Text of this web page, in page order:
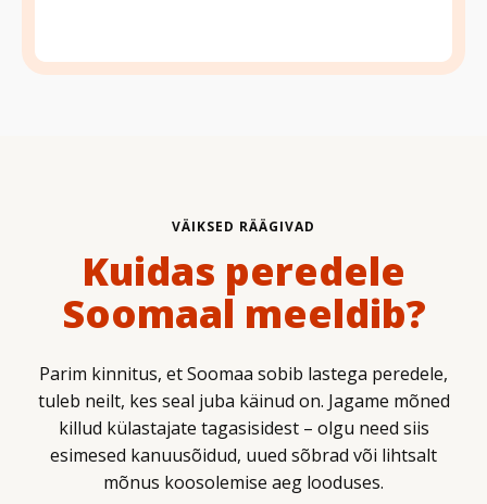
VÄIKSED RÄÄGIVAD
Kuidas peredele
Soomaal meeldib?
Parim kinnitus, et Soomaa sobib lastega peredele,
tuleb neilt, kes seal juba käinud on. Jagame mõned
killud külastajate tagasisidest – olgu need siis
esimesed kanuusõidud, uued sõbrad või lihtsalt
mõnus koosolemise aeg looduses.